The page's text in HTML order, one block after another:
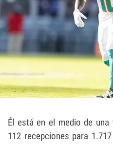
Él está en el medio de
112 recepciones para